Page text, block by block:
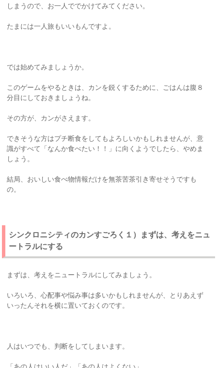
しまうので、お一人ででかけてみてください。
たまには一人旅もいいもんですよ。
では始めてみましょうか。
このゲームをやるときは、カンを鋭くするために、ごはんは腹８
分目にしておきましょうね。
その方が、カンがさえます。
できそうな方はプチ断食をしてもよろしいかもしれませんが、意
識がすべて「なんか食べたい！！」に向くようでしたら、やめま
しょう。
結局、おいしい食べ物情報だけを無茶苦茶引き寄せそうですも
の。
シンクロニシティのカンすごろく１）まずは、考えをニュ
ートラルにする
まずは、考えをニュートラルにしてみましょう。
いろいろ、心配事や悩み事は多いかもしれませんが、とりあえず
いったんそれを横に置いておくのです。
人はいつでも、判断をしてしまいます。
「あの人はいい人だ」「あの人はよくない」